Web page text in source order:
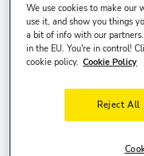
Verschillende
De bestuurder woont
jaar oud.
We use cookies to make our
use it, and show you things
a bit of info with our
in the EU. You're in control!
cookie policy. Cookie Policy
Reject All